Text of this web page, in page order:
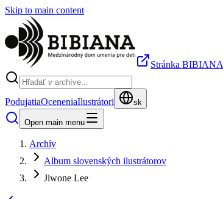
Skip to main content
Stránka BIBIANA
PodujatiaOceneniaIlustrátori sk
Open main menu
Archív
Album slovenských ilustrátorov
Jiwone Lee